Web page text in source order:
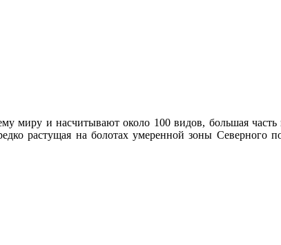
миру и насчитывают около 100 видов, большая
растущая на болотах умеренной зоны Северного